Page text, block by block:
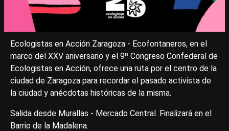
Ecologistas en Acción Zaragoza - Ecofontaneros, en el
marco del XXV aniversario y el 9º Congreso Confederal de
Ecologistas en Acción, ofrece una ruta por el centro de la
ciudad de Zaragoza para recordar el pasado activista de
la ciudad y anécdotas históricas de la misma.
Salida desde Murallas - Mercado Central. Finalizará en el
Barrio de la Madalena.